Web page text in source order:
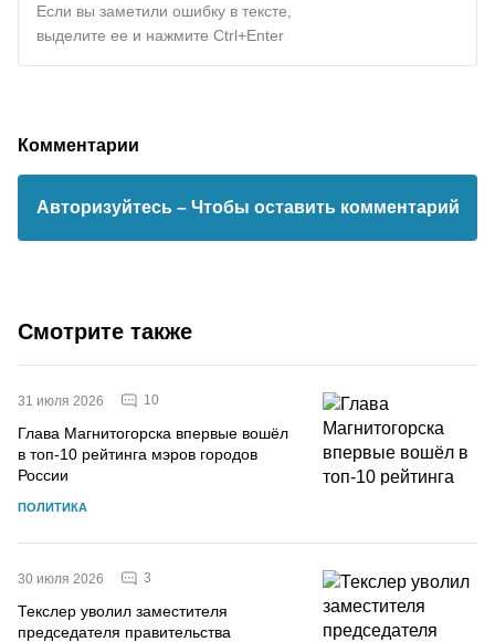
Если вы заметили ошибку в тексте,
выделите ее и нажмите Ctrl+Enter
Комментарии
Авторизуйтесь – Чтобы оставить комментарий
Смотрите также
31 июля 2026 10
Глава Магнитогорска впервые вошёл
в топ-10 рейтинга мэров городов
России
ПОЛИТИКА
30 июля 2026 3
Текслер уволил заместителя
председателя правительства